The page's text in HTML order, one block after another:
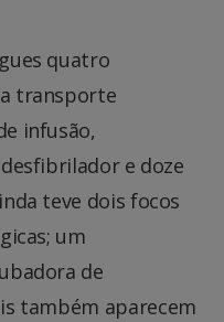
quatro
transporte
infusão,
e doze
teve dois focos
um
de
também aparecem